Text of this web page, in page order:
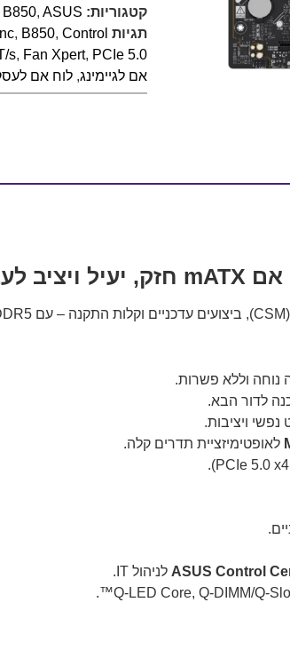
קטגוריות:
, ASUS
תגיות
, B850, Control
s, Fan Xpert, PCIe 5.0
אם לגיימינג, לוח אם
ASUS Control לניהול IT.